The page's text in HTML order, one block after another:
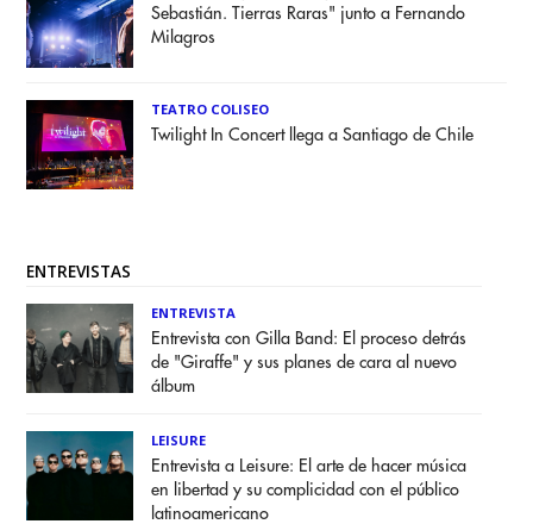
Sebastián. Tierras Raras" junto a Fernando
Milagros
TEATRO COLISEO
Twilight In Concert llega a Santiago de Chile
ENTREVISTAS
ENTREVISTA
Entrevista con Gilla Band: El proceso detrás
de "Giraffe" y sus planes de cara al nuevo
álbum
LEISURE
Entrevista a Leisure: El arte de hacer música
en libertad y su complicidad con el público
latinoamericano